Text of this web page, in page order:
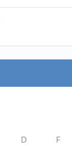
D F